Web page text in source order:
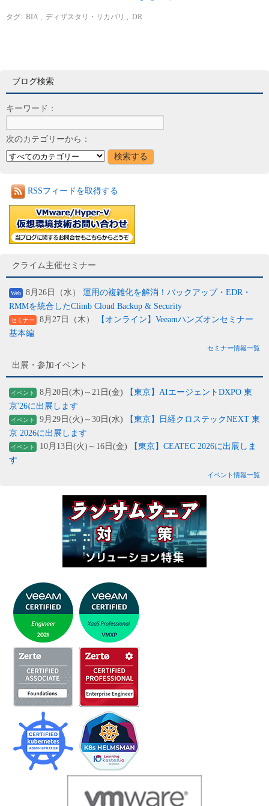
タグ: BIA ディザスタリ・リカバリ DR
ブログ検索
キーワード：
次のカテゴリーから：
RSSフィードを取得する
クライム主催セミナー
Web 8月26日（水） 運用の複雑化を解消！バックアップ・EDR・
RMMを統合したClimb Cloud Backup & Security
セミナー 8月27日（木）
【オンライン】Veeamハンズオンセミナー
基本編
セミナー情報一覧
出展・参加イベント
イベント 8月20日(木)～21日(金)
【東京】AIエージェントDXPO 東
京'26に出展します
イベント 9月29日(火)～30日(水)
【東京】日経クロステックNEXT 東
京 2026に出展します
イベント 10月13日(火)～16日(金)
【東京】CEATEC 2026に出展しま
す
イベント情報一覧